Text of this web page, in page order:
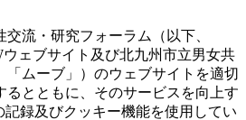
流・研究フォーラム（以下、
ウェブサイト及び北九州市立男女共
「ムーブ」）のウェブサイトを適切
るとともに、そのサービスを向上す
記録及びクッキー機能を使用してい